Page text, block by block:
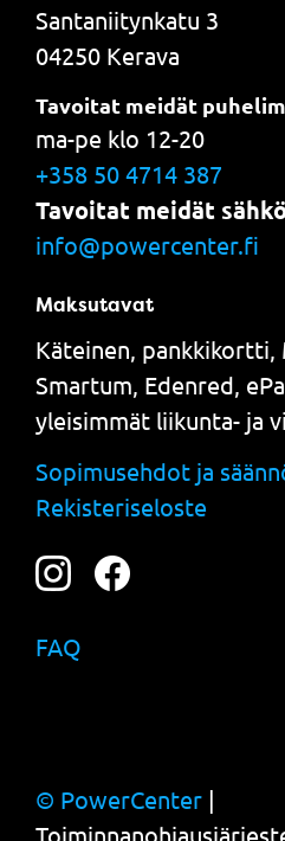
Santaniitynkatu 3
04250 Kerava
Tavoitat meidät
ma-pe klo 12-20
+358 50 4714 387
Tavoitat meidät
info@powercenter.fi
Maksutavat
Käteinen, pankkikortti,
Smartum, Edenred,
yleisimmät liikunta- ja
Sopimusehdot ja
Rekisteriseloste
FAQ
© PowerCenter |